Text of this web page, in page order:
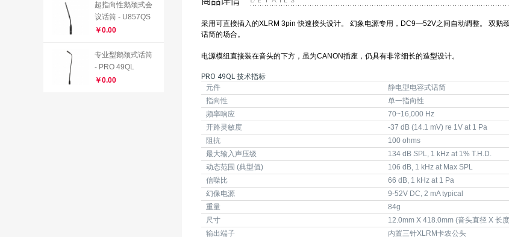
超指向性鹅颈式会
议话筒 - U857QS
U
￥0.00
专业型鹅颈式话筒
- PRO 49QL
￥0.00
采用可直接插入的XLRM 3pin 快速接头设计。 幻象电源专用，DC9—52V之间自动调整。 双鹅
话筒的场合。
电源模组直接装在音头的下方，虽为CANON插座，仍具有非常细长的造型设计。
PRO 49QL 技术指标
元件
静电型电容式话筒
指向性
单一指向性
频率响应
70~16,000 Hz
开路灵敏度
-37 dB (14.1 mV) re 1V at 1 Pa
阻抗
100 ohms
最大输入声压级
134 dB SPL, 1 kHz at 1% T.H.D.
动态范围 (典型值)
106 dB, 1 kHz at Max SPL
信噪比
66 dB, 1 kHz at 1 Pa
幻像电源
9-52V DC, 2 mA typical
重量
84g
尺寸
12.0mm X 418.0mm (音头直径 X 长
输出端子
内置三针XLRM卡农公头